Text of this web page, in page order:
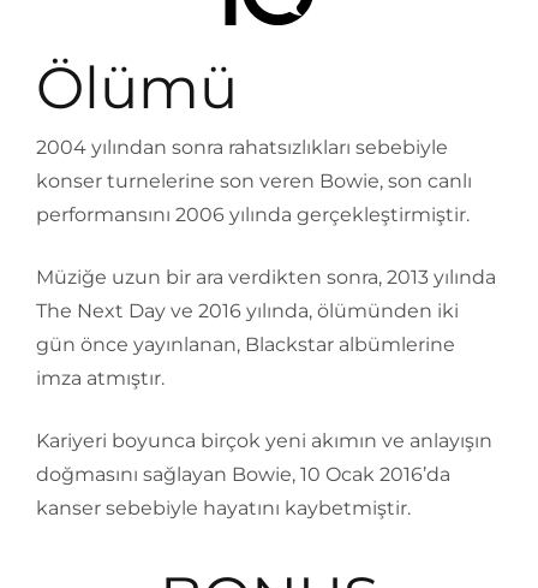
Ölümü
2004 yılından sonra rahatsızlıkları sebebiyle
konser turnelerine son veren Bowie, son canlı
performansını 2006 yılında gerçekleştirmiştir.
Müziğe uzun bir ara verdikten sonra, 2013 yılında
The Next Day ve 2016 yılında, ölümünden iki
gün önce yayınlanan, Blackstar albümlerine
imza atmıştır.
Kariyeri boyunca birçok yeni akımın ve anlayışın
doğmasını sağlayan Bowie, 10 Ocak 2016’da
kanser sebebiyle hayatını kaybetmiştir.